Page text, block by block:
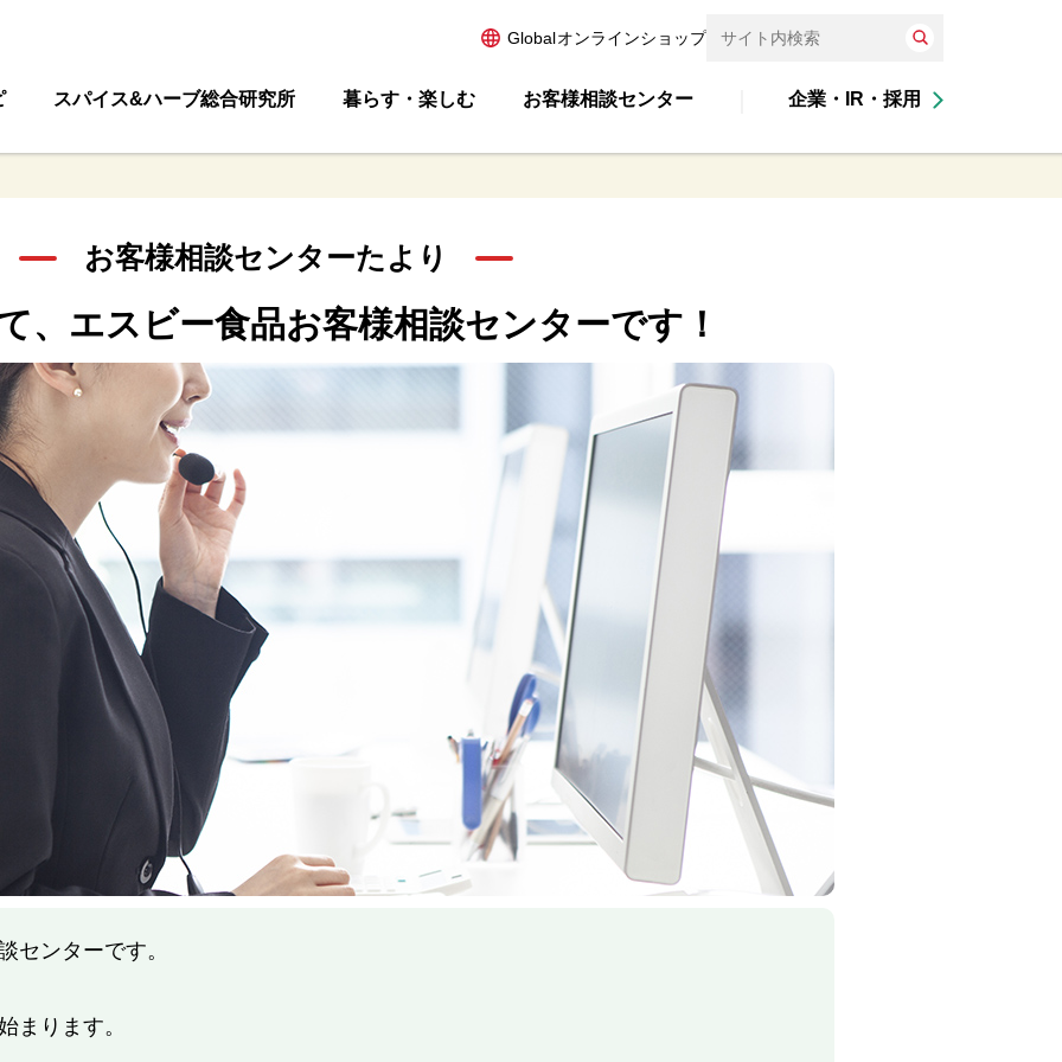
Globalオンラインショップ
スパイス&ハーブ総合研究所 暮らす・楽しむ お客様相談センター 企業・IR・採用
お客様相談センターたより
、 エスビー食品お客様相談センターです！
センターです。
まります。